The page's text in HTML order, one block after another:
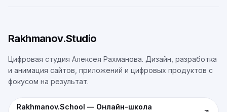
Rakhmanov.Studio
Цифровая студия Алексея Рахманова. Дизайн, разработка
и анимация сайтов, приложений и цифровых продуктов с
фокусом на результат.
Rakhmanov.School — Онлайн-школа